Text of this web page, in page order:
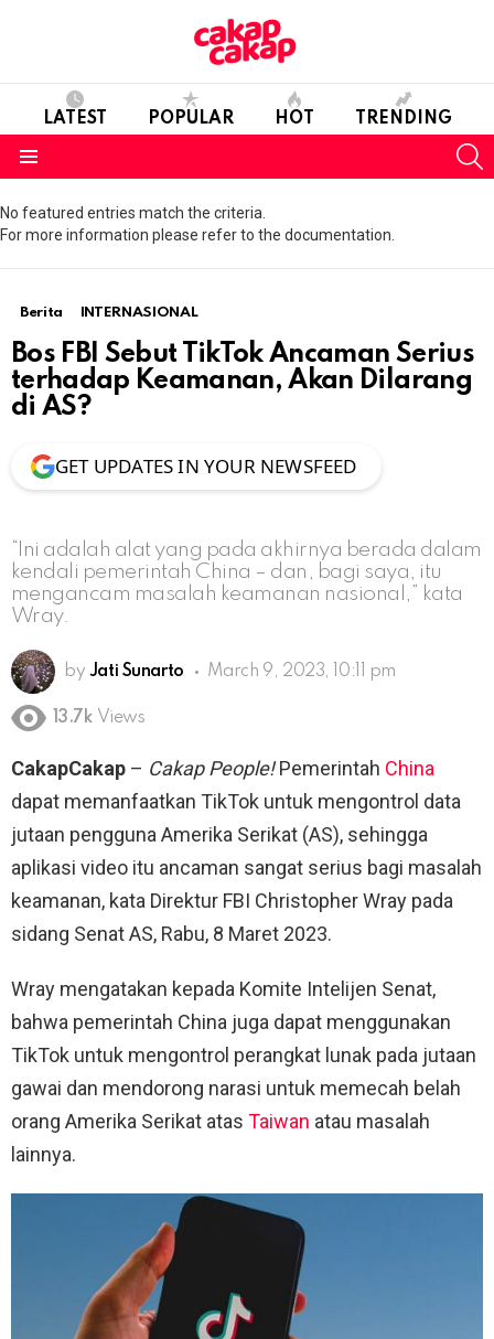
LATEST POPULAR HOT TRENDING
No featured entries match the criteria.
For more information please refer to the documentation.
Berita INTERNASIONAL
Bos FBI Sebut TikTok Ancaman Serius
terhadap Keamanan, Akan Dilarang
di AS?
GET UPDATES IN YOUR NEWSFEED
“Ini adalah alat yang pada akhirnya berada dalam
kendali pemerintah China – dan, bagi saya, itu
mengancam masalah keamanan nasional,” kata
Wray.
by Jati Sunarto March 9, 2023, 10:11 pm
13.7k Views
CakapCakap – Cakap People!Pemerintah China
dapat memanfaatkan TikTok untuk mengontrol data
jutaan pengguna Amerika Serikat (AS), sehingga
aplikasi video itu ancaman sangat serius bagi masalah
keamanan, kata Direktur FBI Christopher Wray pada
sidang Senat AS, Rabu, 8 Maret 2023.
Wray mengatakan kepada Komite Intelijen Senat,
bahwa pemerintah China juga dapat menggunakan
TikTok untuk mengontrol perangkat lunak pada jutaan
gawai dan mendorong narasi untuk memecah belah
orang Amerika Serikat atas Taiwan atau masalah
lainnya.